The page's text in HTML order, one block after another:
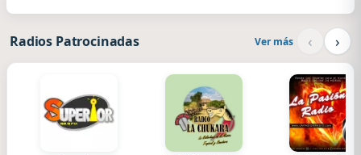
Radios Patrocinadas Ver más ‹ ›